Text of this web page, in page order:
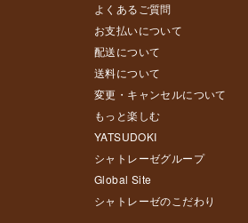
よくあるご質問
お支払いについて
配送について
送料について
変更・キャンセルについて
もっと楽しむ
YATSUDOKI
シャトレーゼグループ
Global Site
シャトレーゼのこだわり